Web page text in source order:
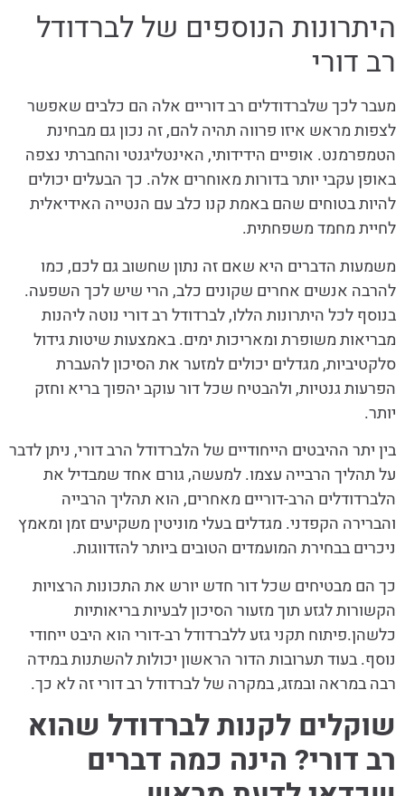
היתרונות הנוספים של לברדודל
רב דורי
מעבר לכך שלברדודלים רב דוריים אלה הם כלבים שאפשר
לצפות מראש איזו פרווה תהיה להם, זה נכון גם מבחינת
הטמפרמנט. אופיים הידידותי, האינטליגנטי והחברתי נצפה
באופן עקבי יותר בדורות מאוחרים אלה. כך הבעלים יכולים
להיות בטוחים שהם באמת קנו כלב עם הנטייה האידיאלית
לחיית מחמד משפחתית.
משמעות הדברים היא שאם זה נתון שחשוב גם לכם, כמו
להרבה אנשים אחרים שקונים כלב, הרי שיש לכך השפעה.
בנוסף לכל היתרונות הללו, לברדודל רב דורי נוטה ליהנות
מבריאות משופרת ומאריכות ימים. באמצעות שיטות גידול
סלקטיביות, מגדלים יכולים למזער את הסיכון להעברת
הפרעות גנטיות, ולהבטיח שכל דור עוקב יהפוך בריא וחזק
יותר.
בין יתר ההיבטים הייחודיים של הלברדודל הרב דורי, ניתן לדבר
על תהליך הרבייה עצמו. למעשה, גורם אחד שמבדיל את
הלברדודלים הרב-דוריים מאחרים, הוא תהליך הרבייה
והברירה הקפדני. מגדלים בעלי מוניטין משקיעים זמן ומאמץ
ניכרים בבחירת המועמדים הטובים ביותר להזדווגות.
כך הם מבטיחים שכל דור חדש יורש את התכונות הרצויות
הקשורות לגזע תוך מזעור הסיכון לבעיות בריאותיות
כלשהן.פיתוח תקני גזע ללברדודל רב-דורי הוא היבט ייחודי
נוסף. בעוד תערובות הדור הראשון יכולות להשתנות במידה
רבה במראה ובמזג, במקרה של לברדודל רב דורי זה לא כך.
שוקלים לקנות לברדודל שהוא
רב דורי? הינה כמה דברים